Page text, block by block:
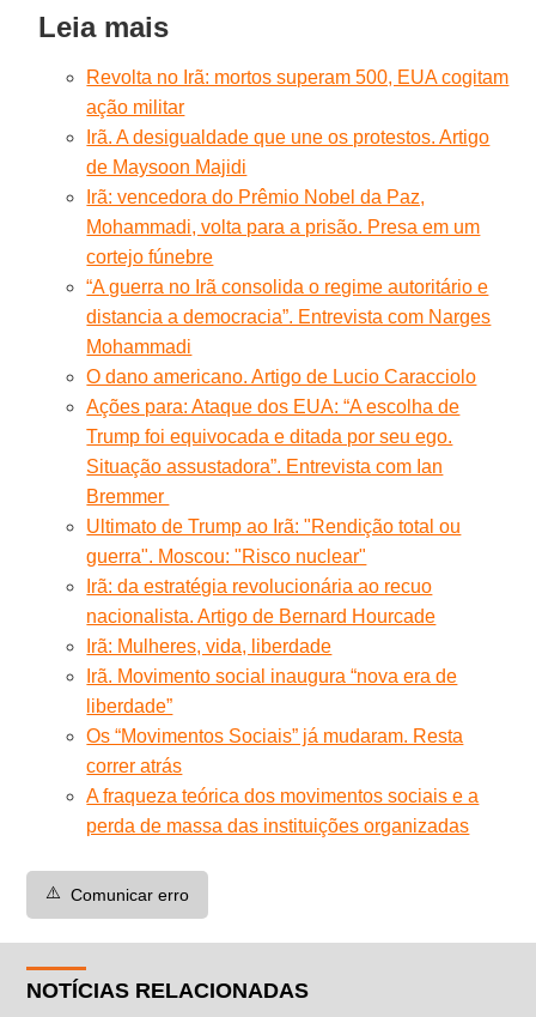
Leia mais
Revolta no Irã: mortos superam 500, EUA cogitam
ação militar
Irã. A desigualdade que une os protestos. Artigo
de Maysoon Majidi
Irã: vencedora do Prêmio Nobel da Paz,
Mohammadi, volta para a prisão. Presa em um
cortejo fúnebre
“A guerra no Irã consolida o regime autoritário e
distancia a democracia”. Entrevista com Narges
Mohammadi
O dano americano. Artigo de Lucio Caracciolo
Ações para: Ataque dos EUA: “A escolha de
Trump foi equivocada e ditada por seu ego.
Situação assustadora”. Entrevista com Ian
Bremmer
Ultimato de Trump ao Irã: "Rendição total ou
guerra". Moscou: "Risco nuclear"
Irã: da estratégia revolucionária ao recuo
nacionalista. Artigo de Bernard Hourcade
Irã: Mulheres, vida, liberdade
Irã. Movimento social inaugura “nova era de
liberdade”
Os “Movimentos Sociais” já mudaram. Resta
correr atrás
A fraqueza teórica dos movimentos sociais e a
perda de massa das instituições organizadas
⚠️ Comunicar erro
NOTÍCIAS RELACIONADAS